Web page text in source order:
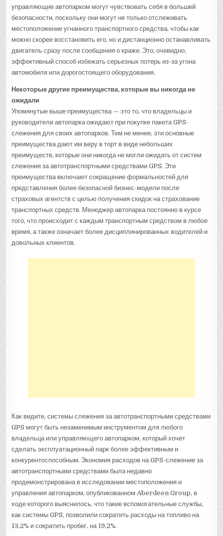
управляющие автопарком могут чувствовать себя в большей
безопасности, поскольку они могут не только отслеживать
местоположение угнанного транспортного средства, чтобы как
можно скорее восстановить его, но и дистанционно останавливать
двигатель сразу после сообщения о краже. Это, очевидно,
эффективный способ избежать серьезных потерь из-за угона
автомобиля или дорогостоящего оборудования.
Некоторые другие преимущества, которые вы никогда не
ожидали
Упомянутые выше преимущества — это то, что владельцы и
руководители автопарка ожидают при покупке пакета GPS-
слежения для своих автопарков. Тем не менее, эти основные
преимущества дают им веру в торт в виде небольших
преимуществ, которые они никогда не могли ожидать от систем
слежения за автотранспортными средствами GPS. Эти
преимущества включают сокращение формальностей для
представления более безопасной бизнес-модели после
страховых агентств с целью получения скидок на страхование
транспортных средств. Менеджер автопарка постоянно в курсе
того, что происходит с каждым транспортным средством в любое
время, а также означает более дисциплинированных водителей и
довольных клиентов.
Как видите, системы слежения за автотранспортными средствами
GPS могут быть незаменимым инструментом для любого
владельца или управляющего автопарком, который хочет
сделать эксплуатационный парк более эффективным и
конкурентоспособным. Экономия расходов на GPS-слежение за
автотранспортными средствами была недавно
продемонстрирована в исследовании местоположения и
управления автопарком, опубликованном Aberdeen Group, в
ходе которого выяснилось, что такие вспомогательные службы,
как системы GPS, позволили сократить расходы на топливо на
13,2% и сократить пробег. на 19,2%.